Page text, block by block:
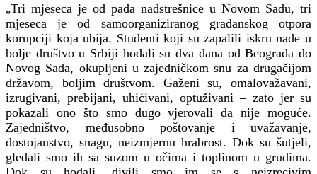
„Tri mjeseca je od pada nadstrešnice u Novom Sadu, tri
mjeseca je od samoorganiziranog građanskog otpora
korupciji koja ubija. Studenti koji su zapalili iskru nade u
bolje društvo u Srbiji hodali su dva dana od Beograda do
Novog Sada, okupljeni u zajedničkom snu za drugačijom
državom, boljim društvom. Gaženi su, omalovažavani,
izrugivani, prebijani, uhićivani, optuživani – zato jer su
pokazali ono što smo dugo vjerovali da nije moguće.
Zajedništvo, međusobno poštovanje i uvažavanje,
dostojanstvo, snagu, neizmjernu hrabrost. Dok su šutjeli,
gledali smo ih sa suzom u očima i toplinom u grudima.